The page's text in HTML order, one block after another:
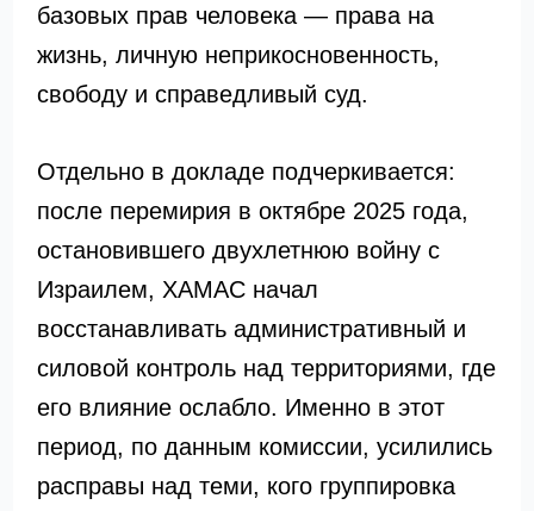
базовых прав человека — права на
жизнь, личную неприкосновенность,
свободу и справедливый суд.
Отдельно в докладе подчеркивается:
после перемирия в октябре 2025 года,
остановившего двухлетнюю войну с
Израилем, ХАМАС начал
восстанавливать административный и
силовой контроль над территориями, где
его влияние ослабло. Именно в этот
период, по данным комиссии, усилились
расправы над теми, кого группировка